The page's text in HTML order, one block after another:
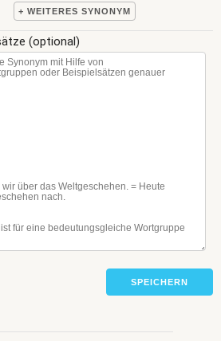
+ WEITERES SYNONYM
(optional)
SPEICHERN